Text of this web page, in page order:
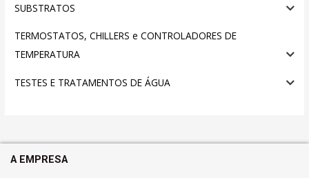
SUBSTRATOS
TERMOSTATOS, CHILLERS e CONTROLADORES DE
TEMPERATURA
TESTES E TRATAMENTOS DE ÁGUA
A EMPRESA